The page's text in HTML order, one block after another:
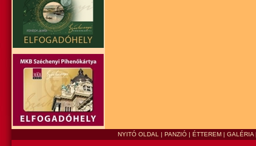
NYITÓ OLDAL | PANZIÓ| ÉTTEREM| GALÉRIA|